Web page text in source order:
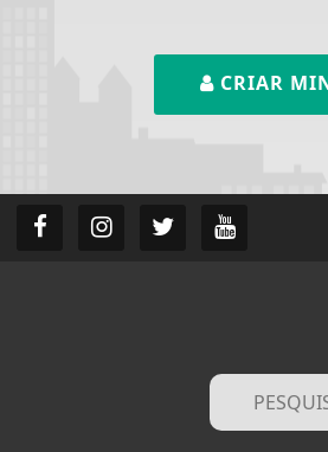
CRIAR